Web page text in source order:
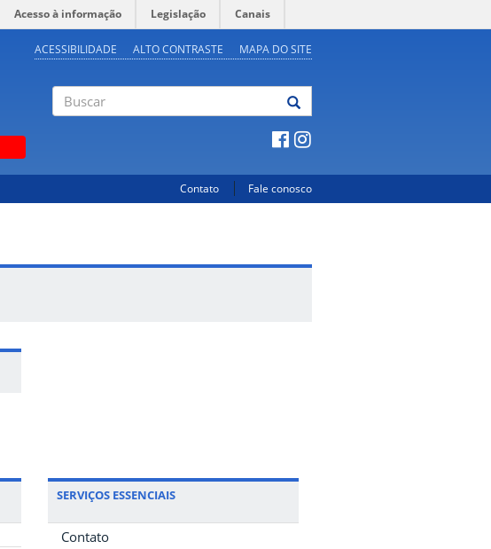
Acesso à informação Legislação Canais
ACESSIBILIDADE ALTO CONTRASTE MAPA DO SITE
Contato Fale conosco
SERVIÇOS ESSENCIAIS
Contato